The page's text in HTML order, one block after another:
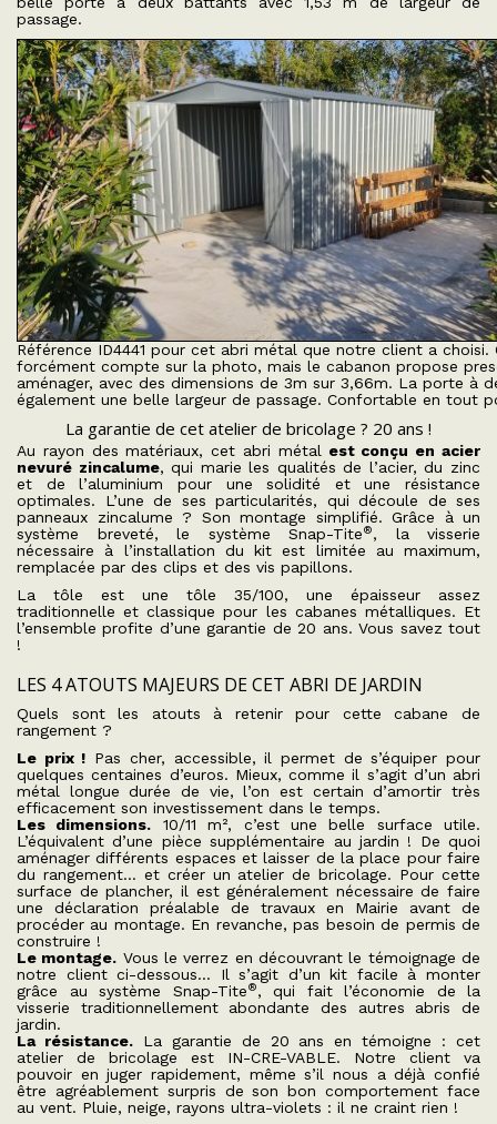
passage.
Référence ID4441 pour cet abri métal que notre client a choisi.
forcément compte sur la photo, mais le cabanon propose
aménager, avec des dimensions de 3m sur 3,66m. La porte à
également une belle largeur de passage. Confortable en tout
La garantie de cet atelier de bricolage ? 20 ans !
Au rayon des matériaux, cet abri métal est conçu en acier
nevuré zincalume, qui marie les qualités de l’acier, du zinc
et de l’aluminium pour une solidité et une résistance
optimales. L’une de ses particularités, qui découle de ses
panneaux zincalume ? Son montage simplifié. Grâce à un
système breveté, le système Snap-Tite®, la visserie
nécessaire à l’installation du kit est limitée au maximum,
remplacée par des clips et des vis papillons.
La tôle est une tôle 35/100, une épaisseur assez
traditionnelle et classique pour les cabanes métalliques. Et
l’ensemble profite d’une garantie de 20 ans. Vous savez tout
!
LES 4 ATOUTS MAJEURS DE CET ABRI DE JARDIN
Quels sont les atouts à retenir pour cette cabane de
rangement ?
Le prix ! Pas cher, accessible, il permet de s’équiper pour
quelques centaines d’euros. Mieux, comme il s’agit d’un abri
métal longue durée de vie, l’on est certain d’amortir très
efficacement son investissement dans le temps.
Les dimensions. 10/11 m², c’est une belle surface utile.
L’équivalent d’une pièce supplémentaire au jardin ! De quoi
aménager différents espaces et laisser de la place pour faire
du rangement… et créer un atelier de bricolage. Pour cette
surface de plancher, il est généralement nécessaire de faire
une déclaration préalable de travaux en Mairie avant de
procéder au montage. En revanche, pas besoin de permis de
construire !
Le montage. Vous le verrez en découvrant le témoignage de
notre client ci-dessous… Il s’agit d’un kit facile à monter
grâce au système Snap-Tite®, qui fait l’économie de la
visserie traditionnellement abondante des autres abris de
jardin.
La résistance.La garantie de 20 ans en témoigne : cet
atelier de bricolage est IN-CRE-VABLE. Notre client va
pouvoir en juger rapidement, même s’il nous a déjà confié
être agréablement surpris de son bon comportement face
au vent. Pluie, neige, rayons ultra-violets : il ne craint rien !